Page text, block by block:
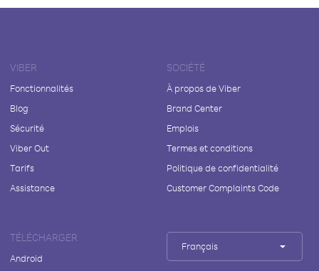
VIBER
Fonctionnalités
Blog
Sécurité
Viber Out
Tarifs
Assistance
SOCIÉTÉ
À propos de Viber
Brand Center
Emplois
Termes et conditions
Politique de confidentialité
Customer Complaints Code
TÉLÉCHARGER
Android
Français